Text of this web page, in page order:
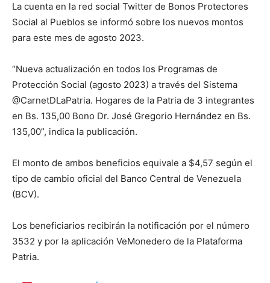
La cuenta en la red social Twitter de Bonos Protectores
Social al Pueblos se informó sobre los nuevos montos
para este mes de agosto 2023.
“Nueva actualización en todos los Programas de
Protección Social (agosto 2023) a través del Sistema
@CarnetDLaPatria. Hogares de la Patria de 3 integrantes
en Bs. 135,00 Bono Dr. José Gregorio Hernández en Bs.
135,00”, indica la publicación.
El monto de ambos beneficios equivale a $4,57 según el
tipo de cambio oficial del Banco Central de Venezuela
(BCV).
Los beneficiarios recibirán la notificación por el número
3532 y por la aplicación VeMonedero de la Plataforma
Patria.